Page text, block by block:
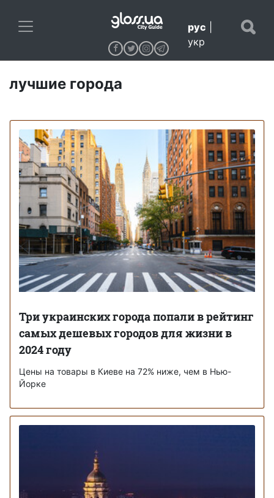
рус
укр
лучшие города
Три украинских города попали в рейтинг
самых дешевых городов для жизни в
2024 году
Цены на товары в Киеве на 72% ниже, чем в Нью-
Йорке